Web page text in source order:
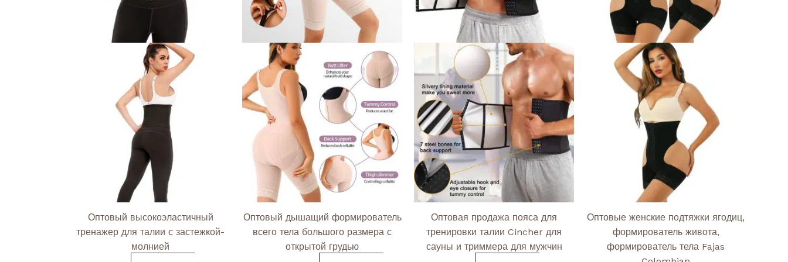
Оптовый высокоэластичный
тренажер для талии с застежкой-
молнией
на
странице
товара.
Оптовый дышащий формирователь
всего тела большого размера с
открытой грудью
на
странице
товара.
Оптовая продажа пояса для
тренировки талии Cincher для
сауны и триммера для мужчин
на
странице
товара.
Оптовые женские подтяжки ягодиц,
формирователь живота,
формирователь тела Fajas
на
странице